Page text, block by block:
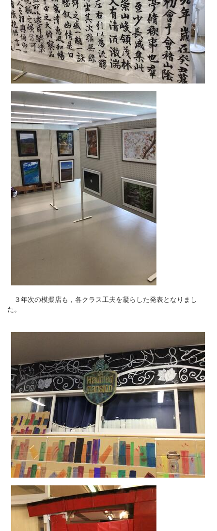
３年次の模擬店も，各クラス工夫を凝らした発表となりまし
た。